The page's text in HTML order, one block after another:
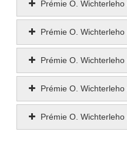
Prémie O.
Prémie O.
Prémie O.
Prémie O.
Prémie O.